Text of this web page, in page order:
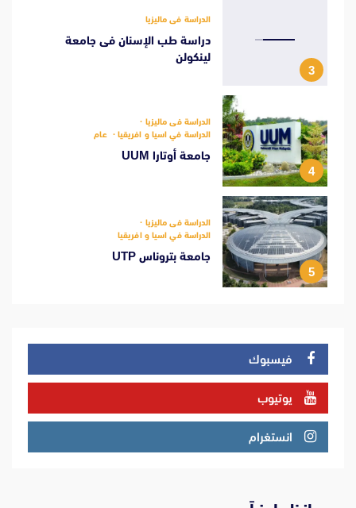
3
الدراسة فى ماليزيا
دراسة طب الإسنان فى جامعة
لينكولن
4
الدراسة فى ماليزيا
الدراسة في اسيا و افريقيا
عام
جامعة أوتارا UUM
5
الدراسة فى ماليزيا
الدراسة في اسيا و افريقيا
جامعة بتروناس UTP
فيسبوك
يوتيوب
انستغرام